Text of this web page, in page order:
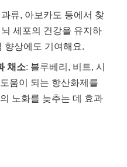
류, 아보카도 등에서 찾
세포의 건강을 유지하
상에도 기여해요.
채소: 블루베리, 비트, 시
움이 되는 항산화제를
노화를 늦추는 데 효과